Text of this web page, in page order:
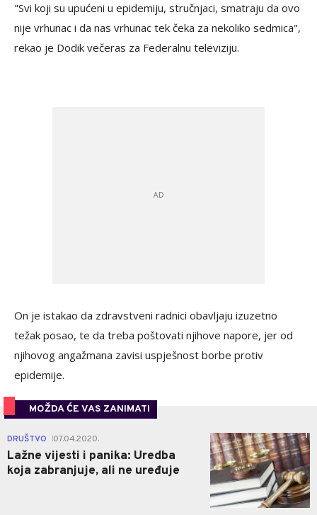
"Svi koji su upućeni u epidemiju, stručnjaci, smatraju da ovo
nije vrhunac i da nas vrhunac tek čeka za nekoliko sedmica",
rekao je Dodik večeras za Federalnu televiziju.
On je istakao da zdravstveni radnici obavljaju izuzetno
težak posao, te da treba poštovati njihove napore, jer od
njihovog angažmana zavisi uspješnost borbe protiv
epidemije.
MOŽDA ĆE VAS ZANIMATI
DRUŠTVO 07.04.2020.
Lažne vijesti i panika: Uredba
koja zabranjuje, ali ne uređuje
1